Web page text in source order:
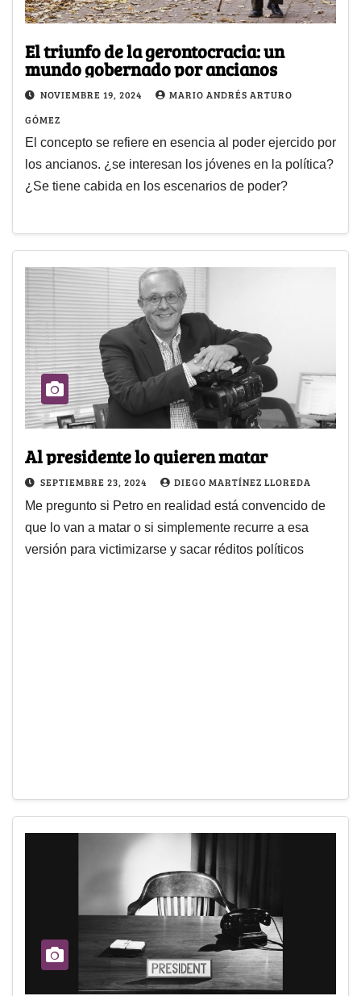
El triunfo de la gerontocracia: un
mundo gobernado por ancianos
NOVIEMBRE 19, 2024
MARIO ANDRÉS ARTURO
GÓMEZ
El concepto se refiere en esencia al poder ejercido por
los ancianos. ¿se interesan los jóvenes en la política?
¿Se tiene cabida en los escenarios de poder?
Al presidente lo quieren matar
SEPTIEMBRE 23, 2024 DIEGO MARTÍNEZ LLOREDA
Me pregunto si Petro en realidad está convencido de
que lo van a matar o si simplemente recurre a esa
versión para victimizarse y sacar réditos políticos